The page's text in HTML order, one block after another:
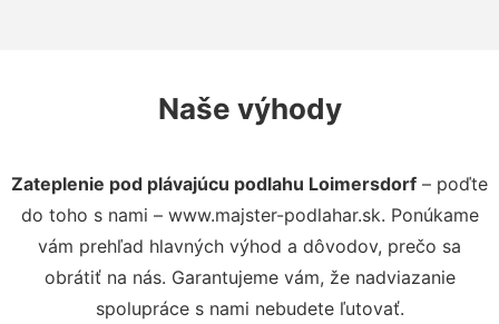
Naše výhody
Zateplenie pod plávajúcu podlahu Loimersdorf – poďte
do toho s nami – www.majster-podlahar.sk. Ponúkame
vám prehľad hlavných výhod a dôvodov, prečo sa
obrátiť na nás. Garantujeme vám, že nadviazanie
spolupráce s nami nebudete ľutovať.